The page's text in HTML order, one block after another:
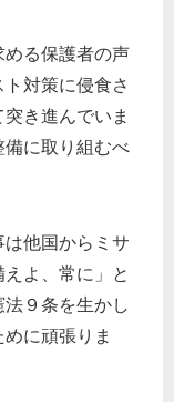
る保護者の声
対策に侵食さ
き進んでいま
に取り組むべ
他国からミサ
よ、常に」と
９条を生かし
に頑張りま